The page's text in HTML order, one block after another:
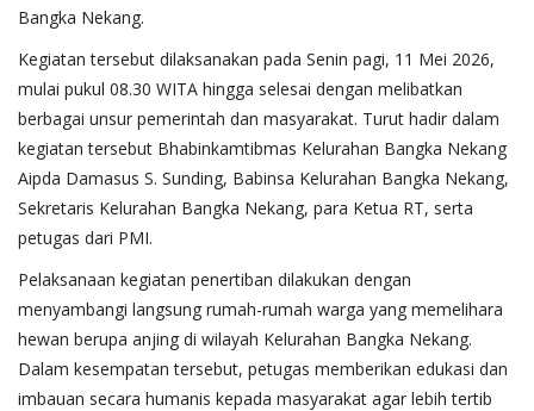
Bangka Nekang.
Kegiatan tersebut dilaksanakan pada Senin pagi, 11 Mei 2026,
mulai pukul 08.30 WITA hingga selesai dengan melibatkan
berbagai unsur pemerintah dan masyarakat. Turut hadir dalam
kegiatan tersebut Bhabinkamtibmas Kelurahan Bangka Nekang
Aipda Damasus S. Sunding, Babinsa Kelurahan Bangka Nekang,
Sekretaris Kelurahan Bangka Nekang, para Ketua RT, serta
petugas dari PMI.
Pelaksanaan kegiatan penertiban dilakukan dengan
menyambangi langsung rumah-rumah warga yang memelihara
hewan berupa anjing di wilayah Kelurahan Bangka Nekang.
Dalam kesempatan tersebut, petugas memberikan edukasi dan
imbauan secara humanis kepada masyarakat agar lebih tertib